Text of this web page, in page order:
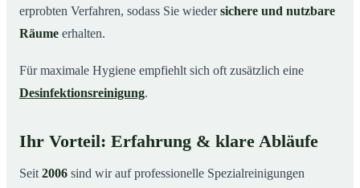
erprobten Verfahren, sodass Sie wiedersichere und nutzbare
Räume erhalten.
Für maximale Hygiene empfiehlt sich oft zusätzlich eine
Desinfektionsreinigung.
Ihr Vorteil: Erfahrung & klare Abläufe
Seit 2006 sind wir auf professionelle Spezialreinigungen